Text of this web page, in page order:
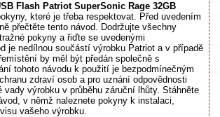
Flash Patriot SuperSonic Rage 32GB
které je třeba respektovat. Před uvedením
přečtěte tento návod. Dodržujte všechny
pokyny a řiďte se uvedenými
je nedílnou součástí výrobku Patriot a v případě
by měl být předán společně s
tohoto návodu k použití je bezpodmínečným
zdraví osob a pro uznání odpovědnosti
vady výrobku v průběhu záruční lhůty. Stáhněte
v němž naleznete pokyny k instalaci,
vašeho výrobku.